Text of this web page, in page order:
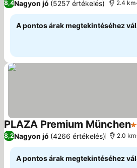
8,4Nagyon jó (5257 értékelés) 2.4
A pontos árak megtekintéséhez
PLAZA Premium München4
8,2Nagyon jó (4266 értékelés) 2.0
A pontos árak megtekintéséhez